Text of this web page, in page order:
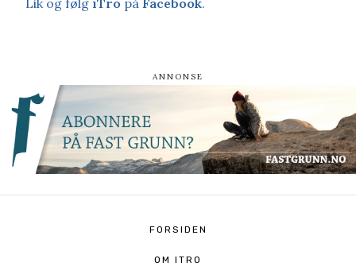
FORSIDEN
OM ITRO